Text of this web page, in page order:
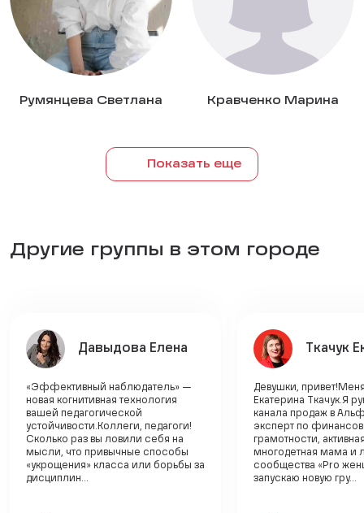
Румянцева Светлана Кравченко Марина
Показать еще
Другие группы в этом городе
Давыдова Елена
«Эффективный наблюдатель» —
новая когнитивная технология
вашей педагогической
устойчивости.Коллеги, педагоги!
Сколько раз вы ловили себя на
мысли, что привычные способы
«укрощения» класса или борьбы за
дисциплин...
Ткачук
Девушки, привет!Меня
Екатерина Ткачук.Я
канала продаж в
эксперт по
грамотности,
многодетная мама и
сообщества «Pro
запускаю новую гру...